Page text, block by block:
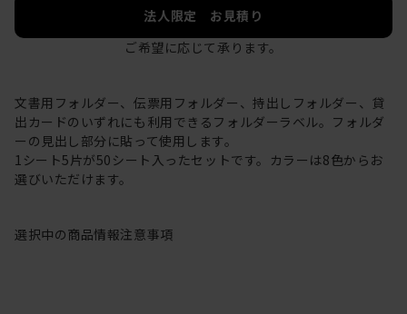
法人限定 お見積り
ご希望に応じて承ります。
文書用フォルダー、伝票用フォルダー、持出しフォルダー、貸
出カードのいずれにも利用できるフォルダーラベル。フォルダ
ーの見出し部分に貼って使用します。
1シート5片が50シート入ったセットです。カラーは8色からお
選びいただけます。
選択中の商品情報注意事項